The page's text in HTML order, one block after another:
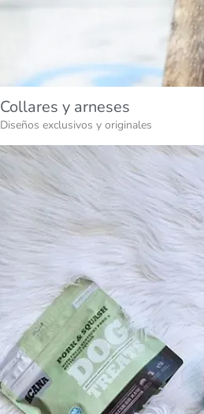
Collares y arneses
Diseños exclusivos y originales